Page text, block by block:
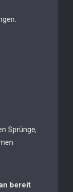
Sprünge,
bereit